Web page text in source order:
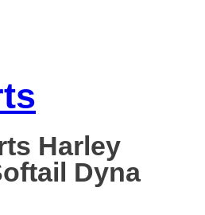
Harley
Dyna